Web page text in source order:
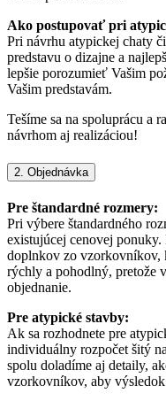
Ako postupovať pri
Pri návrhu atypickej chaty
predstavu o dizajne a
lepšie porozumieť Vašim
Vašim predstavám.
Tešíme sa na spoluprácu a
návrhom aj realizáciou!
2. Objednávka
Pre štandardné rozmery:
Pri výbere štandardného
existujúcej cenovej
doplnkov zo vzorkovníkov,
rýchly a pohodlný, pretože
objednanie.
Pre atypické stavby:
Ak sa rozhodnete pre
individuálny rozpočet šitý
spolu doladíme aj detaily,
vzorkovníkov, aby